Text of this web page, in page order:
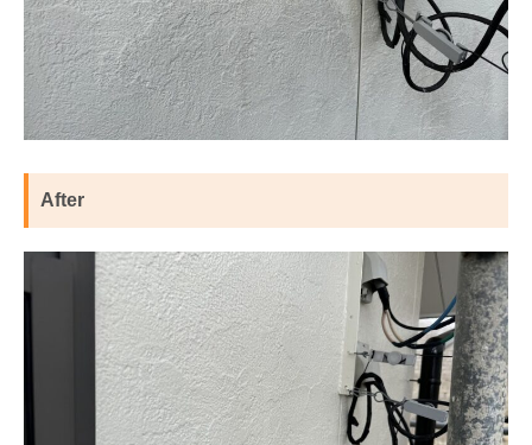
After